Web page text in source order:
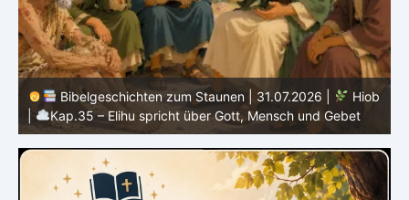
Bibelgeschichten zum Staunen | 30.07.2026 |
Hiob |
Kap.34 – Elihu spricht über Gottes Gerechtigkeit